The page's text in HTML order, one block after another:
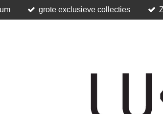
grote exclusieve collecties